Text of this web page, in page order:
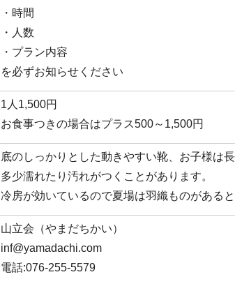
・時間
・人数
・プラン内容
を必ずお知らせください
1人1,500円
お食事つきの場合はプラス500～1,500円
底のしっかりとした動きやすい靴、お子様は
多少濡れたり汚れがつくことがあります。
冷房が効いているので夏場は羽織ものがあると
山立会（やまだちかい）
inf@yamadachi.com
電話:076-255-5579